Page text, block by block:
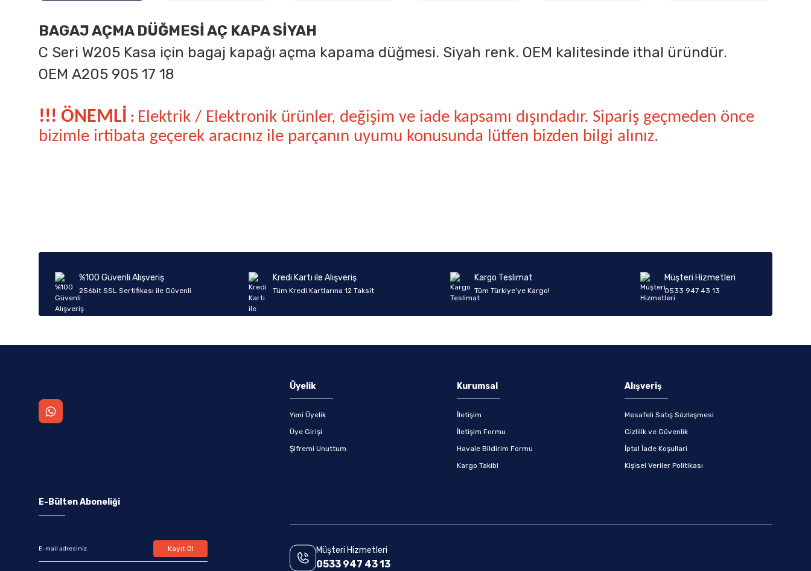
BAGAJ AÇMA DÜĞMESİ AÇ KAPA SİYAH
C Seri W205 Kasa için bagaj kapağı açma kapama düğmesi. Siyah renk. OEM kalitesinde ithal üründür.
OEM A205 905 17 18
!!! ÖNEMLİ : Elektrik / Elektronik ürünler, değişim ve iade kapsamı dışındadır. Sipariş geçmeden önce
bizimle irtibata geçerek aracınız ile parçanın uyumu konusunda lütfen bizden bilgi alınız.
Ürün fiyatı diğer sitelerden daha pahalı.
Bu ürüne benzer farklı alternatifler olmalı.
%100 Güvenli Alışveriş
256bit SSL Sertifikası ile Güvenli
Kredi Kartı ile Alışveriş
Tüm Kredi Kartlarına 12 Taksit
Kargo Teslimat
Tüm Türkiye’ye Kargo!
Müşteri Hizmetleri
0533 947 43 13
Üyelik
Yeni Üyelik
Üye Girişi
Şifremi Unuttum
Kurumsal
İletişim
İletişim Formu
Havale Bildirim Formu
Kargo Takibi
Alışveriş
Mesafeli Satış Sözleşmesi
Gizlilik ve Güvenlik
İptal İade Koşullari
Kişisel Veriler Politikası
E-Bülten Aboneliği
Kayıt Ol Müşteri Hizmetleri
0533 947 43 13